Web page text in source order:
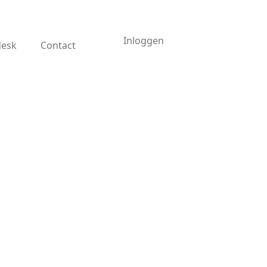
Contact Inloggen